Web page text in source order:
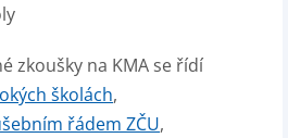
zkoušky na KMA se řídí
školách,
řádem ZČU,